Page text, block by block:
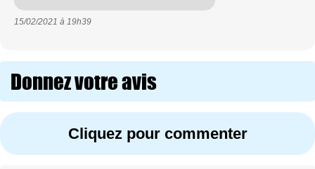
15/02/2021 à 19h39
Donnez votre avis
Cliquez pour commenter